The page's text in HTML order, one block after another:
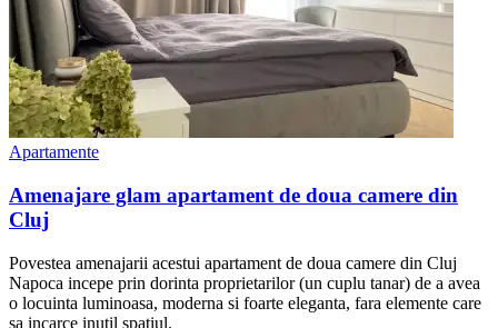
Apartamente
Amenajare glam apartament de doua camere din
Cluj
Povestea amenajarii acestui apartament de doua camere din Cluj
Napoca incepe prin dorinta proprietarilor (un cuplu tanar) de a avea
o locuinta luminoasa, moderna si foarte eleganta, fara elemente care
sa incarce inutil spatiul.